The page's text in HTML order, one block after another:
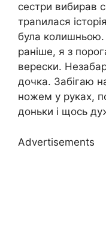
сестри вибирав
траnилася
була
раніше, я з
верески.
дочка. Забігаю
ножем у руках,
доньки і щось
Advertisements